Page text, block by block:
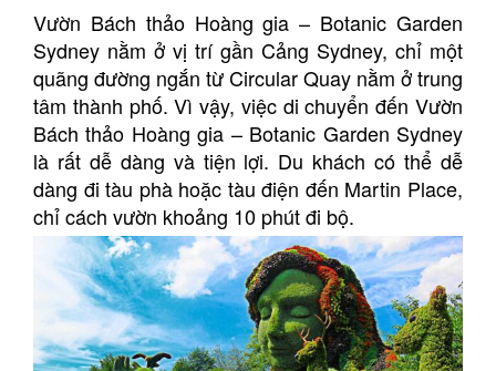
Vườn Bách thảo Hoàng gia – Botanic Garden
Sydney nằm ở vị trí gần Cảng Sydney, chỉ một
quãng đường ngắn từ Circular Quay nằm ở trung
tâm thành phố. Vì vậy, việc di chuyển đến Vườn
Bách thảo Hoàng gia – Botanic Garden Sydney
là rất dễ dàng và tiện lợi. Du khách có thể dễ
dàng đi tàu phà hoặc tàu điện đến Martin Place,
chỉ cách vườn khoảng 10 phút đi bộ.